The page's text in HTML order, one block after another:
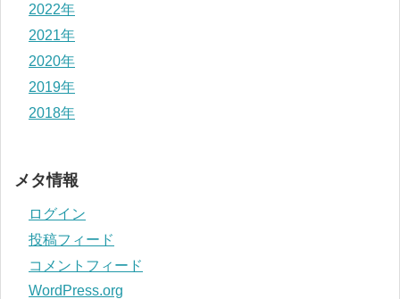
2022年
2021年
2020年
2019年
2018年
メタ情報
ログイン
投稿フィード
コメントフィード
WordPress.org